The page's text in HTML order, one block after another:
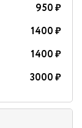
950₽
1400₽
1400₽
3000₽